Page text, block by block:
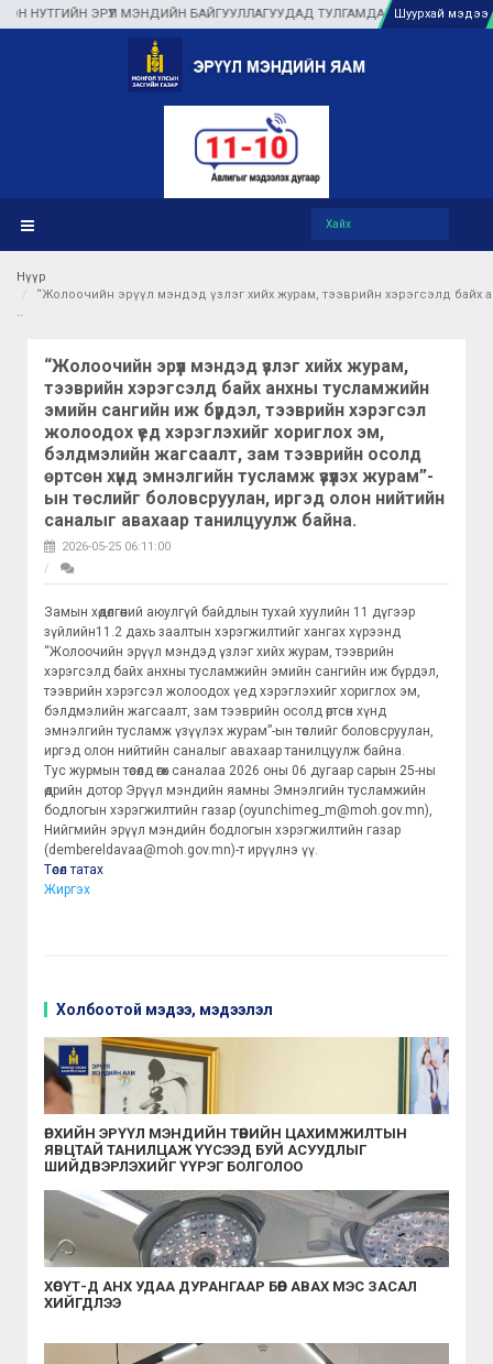
ЭРҮҮЛ МЭНДИЙН БАЙГУУЛЛАГУУДАД ТУЛГАМДАЖ БУЙ АСУУДЛЫГ ГАЗАР
Шуурхай мэдээ
Нүүр
“Жолоочийн эрүүл мэндэд үзлэг хийх журам, тээврийн хэрэгсэлд байх
“Жолоочийн эрүүл мэндэд үзлэг хийх журам,
тээврийн хэрэгсэлд байх анхны тусламжийн
эмийн сангийн иж бүрдэл, тээврийн хэрэгсэл
жолоодох үед хэрэглэхийг хориглох эм,
бэлдмэлийн жагсаалт, зам тээврийн осолд
өртсөн хүнд эмнэлгийн тусламж үзүүлэх журам”-
ын төслийг боловсруулан, иргэд олон нийтийн
саналыг авахаар танилцуулж байна.
2026-05-25 06:11:00
Замын хөдөлгөөний аюулгүй байдлын тухай хуулийн 11 дүгээр
зүйлийн11.2 дахь заалтын хэрэгжилтийг хангах хүрээнд
“Жолоочийн эрүүл мэндэд үзлэг хийх журам, тээврийн
хэрэгсэлд байх анхны тусламжийн эмийн сангийн иж бүрдэл,
тээврийн хэрэгсэл жолоодох үед хэрэглэхийг хориглох эм,
бэлдмэлийн жагсаалт, зам тээврийн осолд өртсөн хүнд
эмнэлгийн тусламж үзүүлэх журам”-ын төслийг боловсруулан,
иргэд олон нийтийн саналыг авахаар танилцуулж байна.
Тус журмын төсөлд өгөх саналаа 2026 оны 06 дугаар сарын 25-ны
өдрийн дотор Эрүүл мэндийн яамны Эмнэлгийн тусламжийн
бодлогын хэрэгжилтийн газар (oyunchimeg_m@moh.gov.mn),
Нийгмийн эрүүл мэндийн бодлогын хэрэгжилтийн газар
(dembereldavaa@moh.gov.mn)-т ирүүлнэ үү.
Төсөл татах
Жиргэх
Холбоотой мэдээ, мэдээлэл
ӨРХИЙН ЭРҮҮЛ МЭНДИЙН ТӨВИЙН ЦАХИМЖИЛТЫН
ЯВЦТАЙ ТАНИЛЦАЖ ҮҮСЭЭД БУЙ АСУУДЛЫГ
ШИЙДВЭРЛЭХИЙГ ҮҮРЭГ БОЛГОЛОО
ХӨСҮТ-Д АНХ УДАА ДУРАНГААР БӨӨР АВАХ МЭС ЗАСАЛ
ХИЙГДЛЭЭ